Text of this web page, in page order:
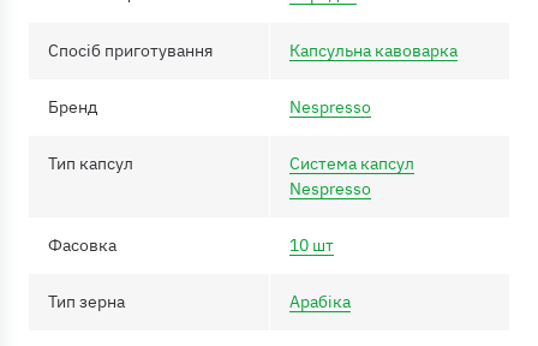
Спосіб приготування Капсульна кавоварка
Бренд Nespresso
Тип капсул
Система капсул
Nespresso
Фасовка 10 шт
Тип зерна Арабіка